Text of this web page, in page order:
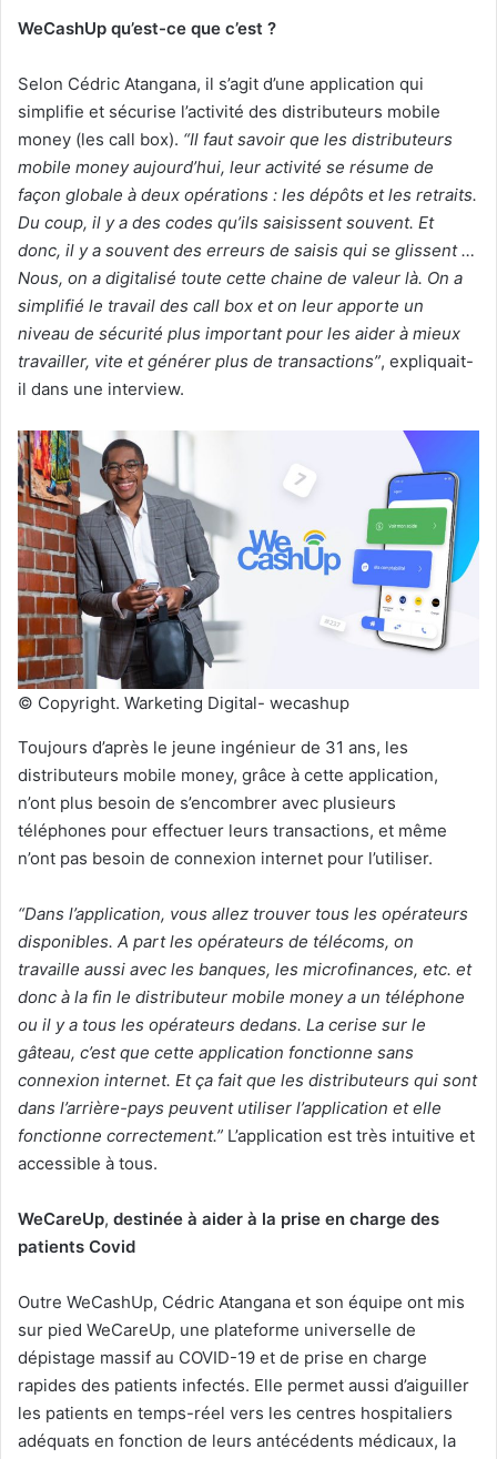
WeCashUp qu’est-ce que c’est ?
Selon Cédric Atangana, il s’agit d’une application qui
simplifie et sécurise l’activité des distributeurs mobile
money (les call box). “Il faut savoir que les distributeurs
mobile money aujourd’hui, leur activité se résume de
façon globale à deux opérations : les dépôts et les retraits.
Du coup, il y a des codes qu’ils saisissent souvent. Et
donc, il y a souvent des erreurs de saisis qui se glissent …
Nous, on a digitalisé toute cette chaine de valeur là. On a
simplifié le travail des call box et on leur apporte un
niveau de sécurité plus important pour les aider à mieux
travailler, vite et générer plus de transactions”, expliquait-
il dans une interview.
© Copyright. Warketing Digital- wecashup
Toujours d’après le jeune ingénieur de 31 ans, les
distributeurs mobile money, grâce à cette application,
n’ont plus besoin de s’encombrer avec plusieurs
téléphones pour effectuer leurs transactions, et même
n’ont pas besoin de connexion internet pour l’utiliser.
“Dans l’application, vous allez trouver tous les opérateurs
disponibles. A part les opérateurs de télécoms, on
travaille aussi avec les banques, les microfinances, etc. et
donc à la fin le distributeur mobile money a un téléphone
ou il y a tous les opérateurs dedans. La cerise sur le
gâteau, c’est que cette application fonctionne sans
connexion internet. Et ça fait que les distributeurs qui sont
dans l’arrière-pays peuvent utiliser l’application et elle
fonctionne correctement.” L’application est très intuitive et
accessible à tous.
WeCareUp, destinée à aider à la prise en charge des
patients Covid
Outre WeCashUp, Cédric Atangana et son équipe ont mis
sur pied WeCareUp, une plateforme universelle de
dépistage massif au COVID-19 et de prise en charge
rapides des patients infectés. Elle permet aussi d’aiguiller
les patients en temps-réel vers les centres hospitaliers
adéquats en fonction de leurs antécédents médicaux, la